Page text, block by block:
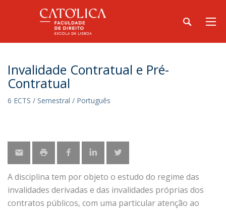
Invalidade Contratual e Pré-
Contratual
6 ECTS / Semestral / Português
A disciplina tem por objeto o estudo do regime das
invalidades derivadas e das invalidades próprias dos
contratos públicos, com uma particular atenção ao